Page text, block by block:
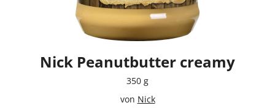
Nick Peanutbutter creamy
350 g
von Nick